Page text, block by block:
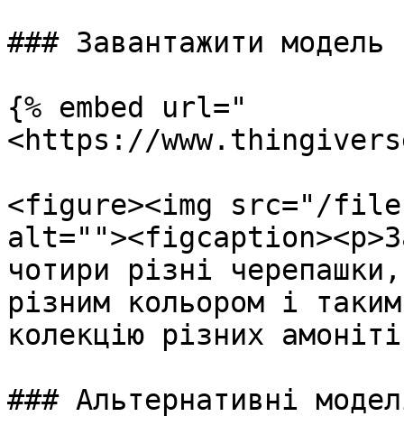
### Завантажити модель
{% embed url="
<https://
<figure><img src="/files/
чотири різні
різним кольором і
колекцію різних
### Альтернативні